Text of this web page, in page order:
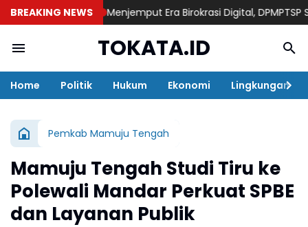
BREAKING NEWSMenjemput Era Birokrasi Digital, DPMPTSP Sulbar
TOKATA.ID
Home Politik Hukum Ekonomi Lingkungan
Pemkab Mamuju Tengah
Mamuju Tengah Studi Tiru ke
Polewali Mandar Perkuat SPBE
dan Layanan Publik